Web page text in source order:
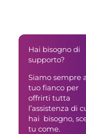
Hai bisogno di
supporto?
Siamo sempre
tuo fianco per
offrirti tutta
l’assistenza di
hai bisogno,
tu come.